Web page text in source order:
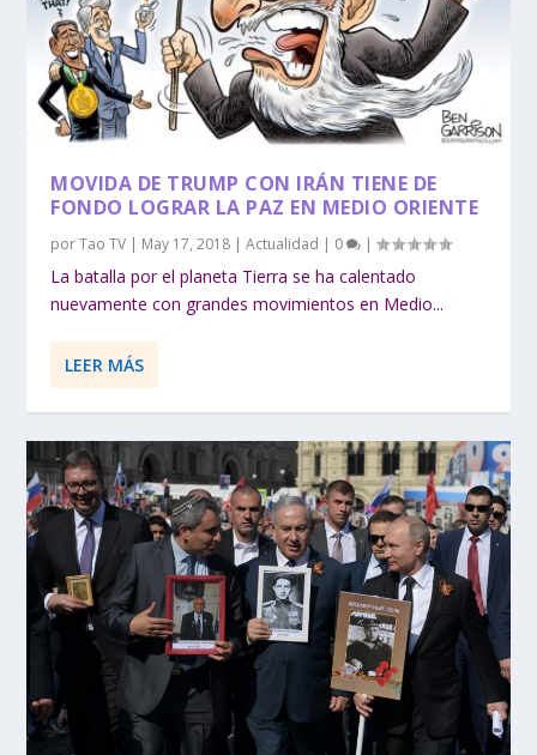
MOVIDA DE TRUMP CON IRÁN TIENE DE
FONDO LOGRAR LA PAZ EN MEDIO ORIENTE
porTao TV | May 17, 2018 |Actualidad | 0 |
La batalla por el planeta Tierra se ha calentado
nuevamente con grandes movimientos en Medio...
LEER MÁS